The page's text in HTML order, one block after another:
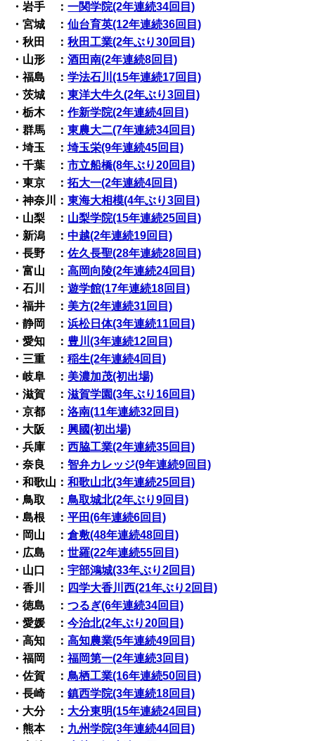
・岩手 ：一関学院(2年連続34回目)
・宮城 ：仙台育英(12年連続36回目)
・秋田 ：秋田工業(2年ぶり30回目)
・山形 ：酒田南(2年連続8回目)
・福島 ：学法石川(15年連続17回目)
・茨城 ：東洋大牛久(2年ぶり3回目)
・栃木 ：作新学院(2年連続4回目)
・群馬 ：東農大二(7年連続34回目)
・埼玉 ：埼玉栄(9年連続45回目)
・千葉 ：市立船橋(8年ぶり20回目)
・東京 ：拓大一(2年連続4回目)
・神奈川：東海大相模(4年ぶり3回目)
・山梨 ： 山梨学院(15年連続25回目)
・新潟 ：中越(2年連続19回目)
・長野 ：佐久長聖(28年連続28回目)
・富山 ： 高岡向陵(2年連続24回目)
・石川 ：遊学館(17年連続18回目)
・福井 ： 美方(2年連続31回目)
・静岡 ：浜松日体(3年連続11回目)
・愛知 ：豊川(3年連続12回目)
・三重 ：稲生(2年連続4回目)
・岐阜 ： 美濃加茂(初出場)
・滋賀 ：滋賀学園(3年ぶり16回目)
・京都 ：洛南(11年連続32回目)
・大阪 ：興國(初出場)
・兵庫 ： 西脇工業(2年連続35回目)
・奈良 ：智弁カレッジ(9年連続9回目)
・和歌山：和歌山北(3年連続25回目)
・鳥取 ：鳥取城北(2年ぶり9回目)
・島根 ：平田(6年連続6回目)
・岡山 ：倉敷(48年連続48回目)
・広島 ：世羅(22年連続55回目)
・山口 ：宇部鴻城(33年ぶり2回目)
・香川 ： 四学大香川西(21年ぶり2回目)
・徳島 ：つるぎ(6年連続34回目)
・愛媛 ：今治北(2年ぶり20回目)
・高知 ： 高知農業(5年連続49回目)
・福岡 ：福岡第一(2年連続3回目)
・佐賀 ：鳥栖工業(16年連続50回目)
・長崎 ：鎮西学院(3年連続18回目)
・大分 ： 大分東明(15年連続24回目)
・熊本 ： 九州学院(3年連続44回目)